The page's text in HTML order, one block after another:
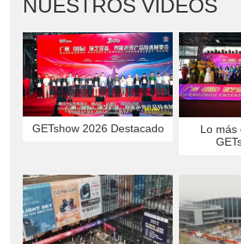
NUESTROS VIDEOS
GETshow 2026 Destacado
Lo